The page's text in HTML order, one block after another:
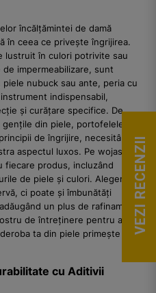
încălțămintei de damă
în ceea ce privește îngrijirea.
lustruit în culori potrivite sau
impermeabilizare, sunt
nubuck sau ante, peria cu
indispensabil,
și curățare specifice. De
din piele, portofelele sau
de îngrijire, necesitând
aspectul luxos. Pe wojas.ro,
fiecare produs, incluzând
de piele și culori. Alegerea
ci poate și îmbunătăți
un plus de rafinament
de întreținere pentru a te
ta din piele primește
cu Aditivii
VEZI RECENZII